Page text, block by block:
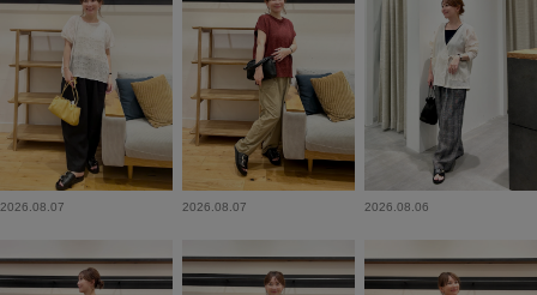
2026.08.07 2026.08.07 2026.08.06